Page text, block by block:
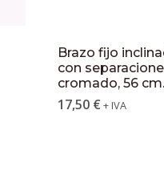
Brazo fijo
con
cromado, 56 cm.
17,50 € + IVA